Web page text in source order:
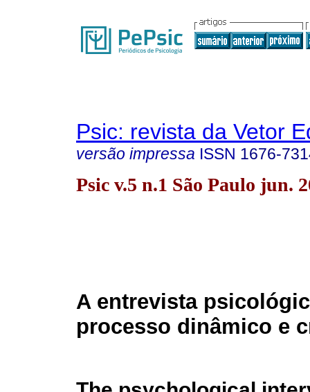
Psic: revista da Vetor
versão impressa ISSN 1676-
Psic v.5 n.1 São Paulo jun.
A entrevista
processo dinâmico e